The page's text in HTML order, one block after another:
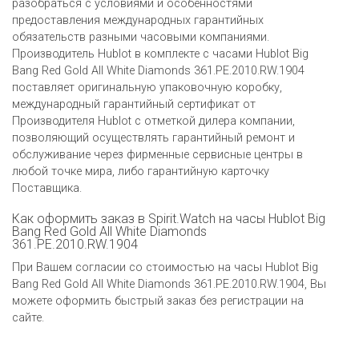
разобраться с условиями и особенностями
предоставления международных гарантийных
обязательств разными часовыми компаниями.
Производитель Hublot в комплекте с часами Hublot Big
Bang Red Gold All White Diamonds 361.PE.2010.RW.1904
поставляет оригинальную упаковочную коробку,
международный гарантийный сертификат от
Производителя Hublot c отметкой дилера компании,
позволяющий осуществлять гарантийный ремонт и
обслуживание через фирменные сервисные центры в
любой точке мира, либо гарантийную карточку
Поставщика.
Как оформить заказ в Spirit.Watch на часы Hublot Big
Bang Red Gold All White Diamonds
361.PE.2010.RW.1904
При Вашем согласии со стоимостью на часы Hublot Big
Bang Red Gold All White Diamonds 361.PE.2010.RW.1904, Вы
можете оформить быстрый заказ без регистрации на
сайте.